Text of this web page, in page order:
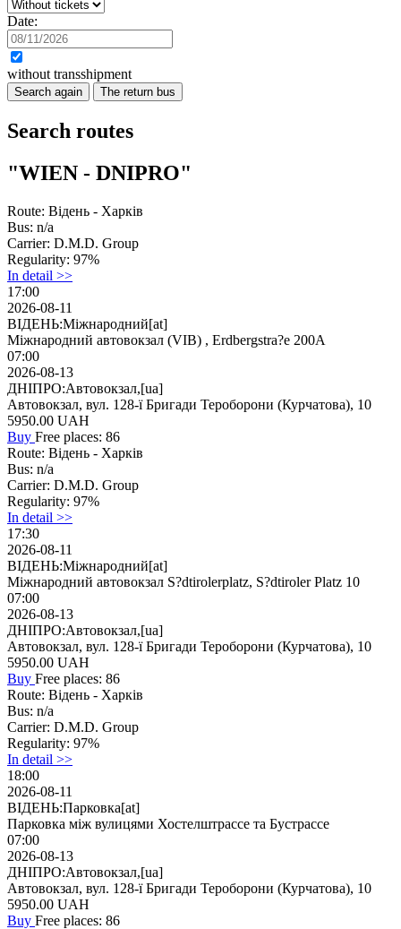
Date:
without transshipment
Search again The return bus
Search routes
"WIEN - DNIPRO"
Route: Відень - Харків
Bus: n/a
Carrier: D.M.D. Group
Regularity: 97%
In detail >>
17:00
2026-08-11
ВІДЕНЬ:Міжнародний[at]
Міжнародний автовокзал (VIB) , Erdbergstra?e 200A
07:00
2026-08-13
ДНІПРО:Автовокзал,[ua]
Автовокзал, вул. 128-ї Бригади Тероборони (Курчатова), 10
5950.00 UAH
Buy Free places: 86
Route: Відень - Харків
Bus: n/a
Carrier: D.M.D. Group
Regularity: 97%
In detail >>
17:30
2026-08-11
ВІДЕНЬ:Міжнародний[at]
Міжнародний автовокзал S?dtirolerplatz, S?dtiroler Platz 10
07:00
2026-08-13
ДНІПРО:Автовокзал,[ua]
Автовокзал, вул. 128-ї Бригади Тероборони (Курчатова), 10
5950.00 UAH
Buy Free places: 86
Route: Відень - Харків
Bus: n/a
Carrier: D.M.D. Group
Regularity: 97%
In detail >>
18:00
2026-08-11
ВІДЕНЬ:Парковка[at]
Парковка між вулицями Хостелштрассе та Бустрассе
07:00
2026-08-13
ДНІПРО:Автовокзал,[ua]
Автовокзал, вул. 128-ї Бригади Тероборони (Курчатова), 10
5950.00 UAH
Buy Free places: 86